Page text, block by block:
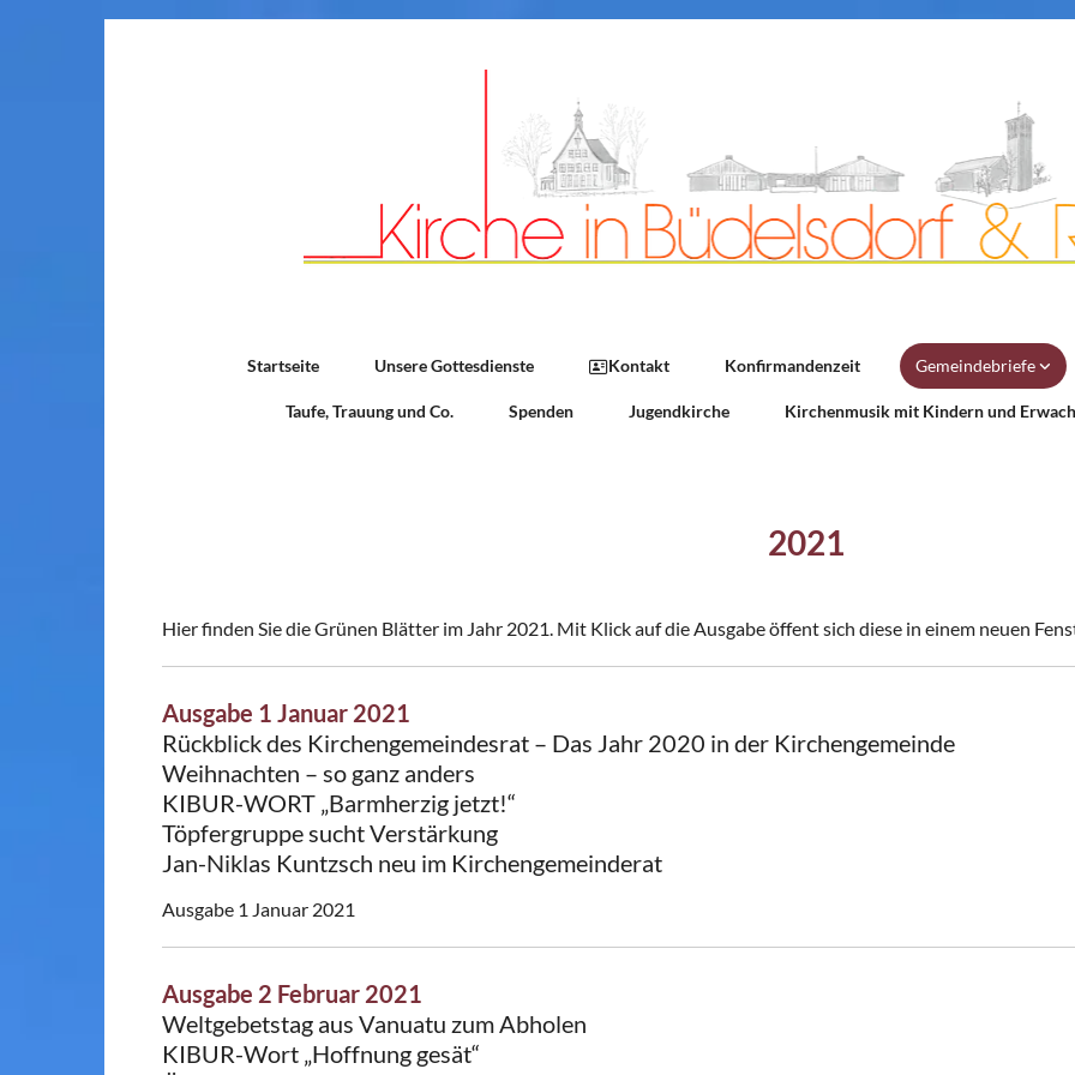
Startseite Unsere Gottesdienste Kontakt Konfirmandenzeit Gemeindebriefe
Taufe, Trauung und Co. Spenden Jugendkirche Kirchenmusik mit Kindern und
2021
Hier finden Sie die Grünen Blätter im Jahr 2021. Mit Klick auf die Ausgabe öffent sich diese in einem neuen
Ausgabe 1 Januar 2021
Rückblick des Kirchengemeindesrat – Das Jahr 2020 in der Kirchengemeinde
Weihnachten – so ganz anders
KIBUR-WORT „Barmherzig jetzt!“
Töpfergruppe sucht Verstärkung
Jan-Niklas Kuntzsch neu im Kirchengemeinderat
Ausgabe 1 Januar 2021
Ausgabe 2 Februar 2021
Weltgebetstag aus Vanuatu zum Abholen
KIBUR-Wort „Hoffnung gesät“